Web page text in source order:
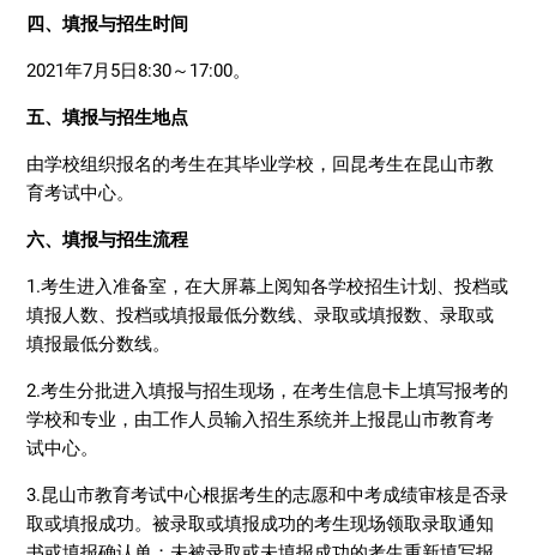
四、填报与招生时间
2021年7月5日8:30～17:00。
五、填报与招生地点
由学校组织报名的考生在其毕业学校，回昆考生在昆山市教
育考试中心。
六、填报与招生流程
1.考生进入准备室，在大屏幕上阅知各学校招生计划、投档或
填报人数、投档或填报最低分数线、录取或填报数、录取或
填报最低分数线。
2.考生分批进入填报与招生现场，在考生信息卡上填写报考的
学校和专业，由工作人员输入招生系统并上报昆山市教育考
试中心。
3.昆山市教育考试中心根据考生的志愿和中考成绩审核是否录
取或填报成功。被录取或填报成功的考生现场领取录取通知